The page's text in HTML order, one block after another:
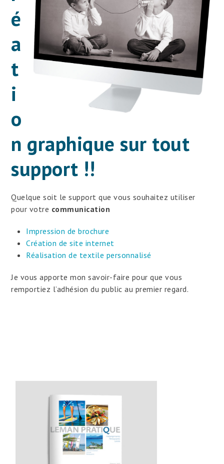
é
a
t
i
o
n graphique sur tout
support !!
Quelque soit le support que vous souhaitez utiliser
pour votre communication
Impression de brochure
Création de site internet
Réalisation de textile personnalisé
Je vous apporte mon savoir-faire pour que vous
remportiez l’adhésion du public au premier regard.